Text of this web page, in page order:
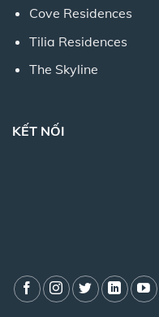
Cove Residences
Tilia Residences
The Skyline
KẾT NỐI